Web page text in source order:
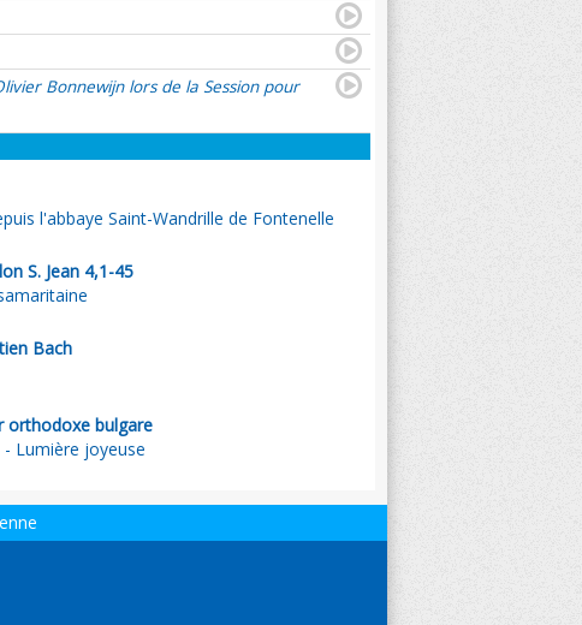
Bonnewijn lors de la Session pour
l'abbaye Saint-Wandrille de Fontenelle
S. Jean 4,1-45
Bach
orthodoxe bulgare
- Lumière joyeuse